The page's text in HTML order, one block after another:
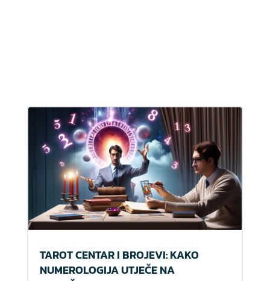
TAROT CENTAR I BROJEVI: KAKO
NUMEROLOGIJA UTJEČE NA